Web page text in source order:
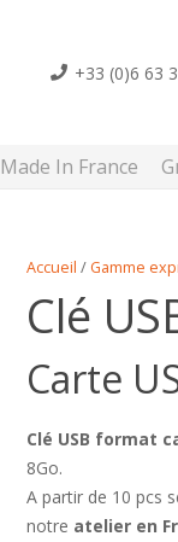
+33 (0)6 63
Made In France
Accueil /Gamme
Clé
Carte
Clé USB format
8Go.
A partir de 10 pcs
notre atelier en